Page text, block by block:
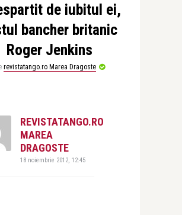
de iubitul ei,
bancher britanic
Roger Jenkins
revistatango.ro Marea Dragoste
REVISTATANGO.RO
MAREA
DRAGOSTE
18 noiembrie 2012, 12:45